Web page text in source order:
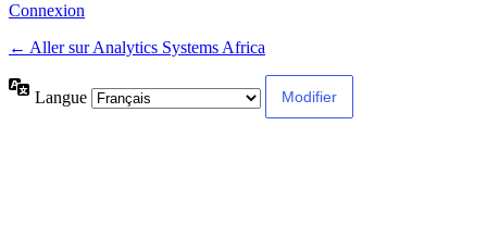
Connexion
← Aller sur Analytics Systems Africa
Langue